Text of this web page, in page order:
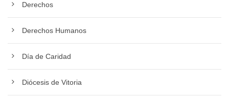
Derechos
Derechos Humanos
Día de Caridad
Diócesis de Vitoria